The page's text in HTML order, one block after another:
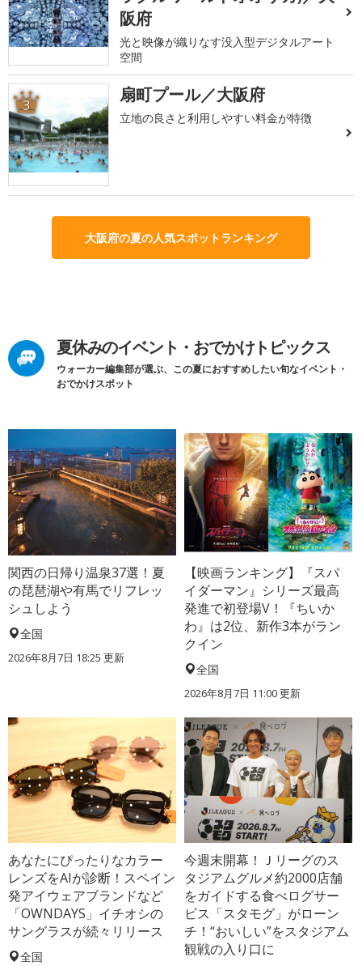
阪府
光と映像が織りなす没入型デジタルアート
空間
3 扇町プール／大阪府
立地の良さと利用しやすい料金が特徴
大阪府の夏の人気スポットランキング
夏休みのイベント・おでかけトピックス
ウォーカー編集部が選ぶ、この夏におすすめしたい旬なイベント・
おでかけスポット
関西の日帰り温泉37選！夏
の琵琶湖や有馬でリフレッ
シュしよう
全国
2026年8月7日 18:25 更新
【映画ランキング】『スパ
イダーマン』シリーズ最高
発進で初登場V！『ちいか
わ』は2位、新作3本がラン
クイン
全国
2026年8月7日 11:00更新
あなたにぴったりなカラー
レンズをAIが診断！スペイン
発アイウェアブランドなど
「OWNDAYS」イチオシの
サングラスが続々リリース
全国
今週末開幕！Ｊリーグのス
タジアムグルメ約2000店舗
をガイドする食べログサー
ビス「スタモグ」がローン
チ！“おいしい”をスタジアム
観戦の入り口に